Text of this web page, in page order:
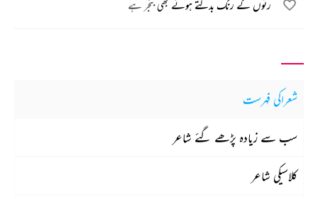
رتوں کے رنگ بدلتے ہوئے بھی بنجر ہے
شعراکی فہرست
سب سے زیادہ پڑھے گئے شاعر
کلاسیکی شاعر